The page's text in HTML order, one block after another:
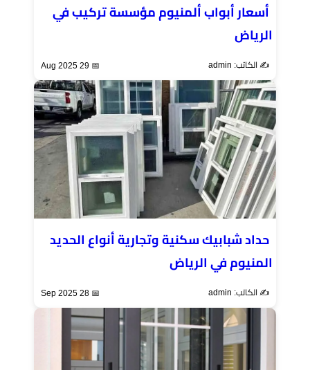
أسعار أبواب ألمنيوم مؤسسة تركيب في
الرياض
✍️ الكاتب: admin 📅 29 Aug 2025
حداد شبابيك سكنية وتجارية أنواع الحديد
المنيوم في الرياض
✍️ الكاتب: admin 📅 28 Sep 2025